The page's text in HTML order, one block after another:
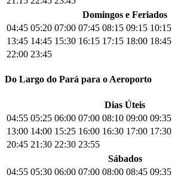
Domingos e Feriados
04:45 05:20 07:00 07:45 08:15 09:15 10:15
13:45 14:45 15:30 16:15 17:15 18:00 18:45
22:00 23:45
Do Largo do Pará para o Aeroporto
Dias Úteis
04:55 05:25 06:00 07:00 08:10 09:00 09:35
13:00 14:00 15:25 16:00 16:30 17:00 17:30
20:45 21:30 22:30 23:55
Sábados
04:55 05:30 06:00 07:00 08:00 08:45 09:35